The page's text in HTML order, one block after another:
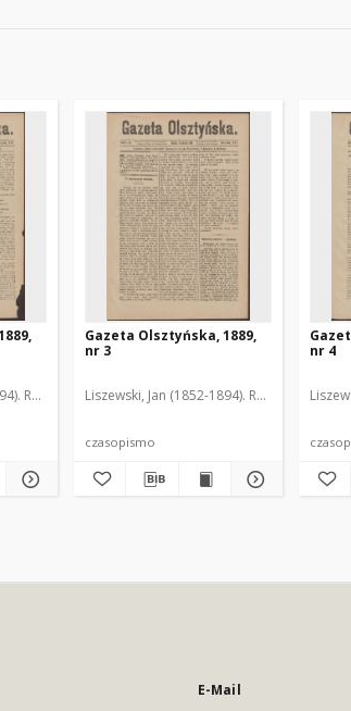
Red.
Gazeta Olsztyńska, 1889,
nr 3
Liszewski, Jan (1852-1894). Red.
czasopismo
nr 4
E-Mail